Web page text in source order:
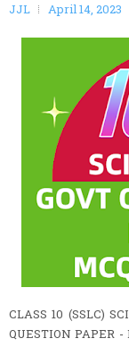
JJL April 14, 2023
CLASS 10 (SSLC)
QUESTION PAPER